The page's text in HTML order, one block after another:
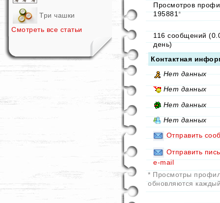
Три чашки
Смотреть все статьи
Просмотров
195881*
116 сообщений
день)
Контактная
Нет данных
Нет данных
Нет данных
Нет данных
Отправить
Отправить
e-mail
* Просмотры
обновляются